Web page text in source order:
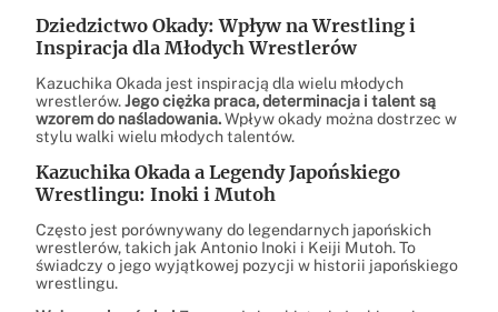
Dziedzictwo Okady: Wpływ na Wrestling i
Inspiracja dla Młodych Wrestlerów
Kazuchika Okada jest inspiracją dla wielu młodych
wrestlerów.Jego ciężka praca, determinacja i talent są
wzorem do naśladowania.Wpływ okady można dostrzec w
stylu walki wielu młodych talentów.
Kazuchika Okada a Legendy Japońskiego
Wrestlingu: Inoki i Mutoh
Często jest porównywany do legendarnych japońskich
wrestlerów, takich jak Antonio Inoki i Keiji Mutoh. To
świadczy o jego wyjątkowej pozycji w historii japońskiego
wrestlingu.